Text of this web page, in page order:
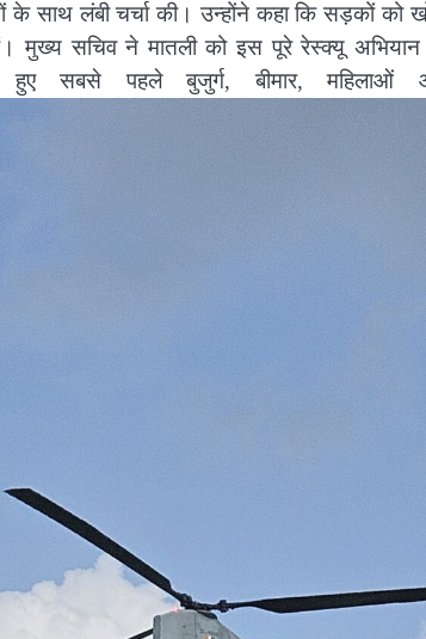
के साथ लंबी चर्चा की। उन्होंने कहा कि सड़कों
मुख्य सचिव ने मातली को इस पूरे रेस्क्यू अभियान
हुए सबसे पहले बुजुर्ग, बीमार,